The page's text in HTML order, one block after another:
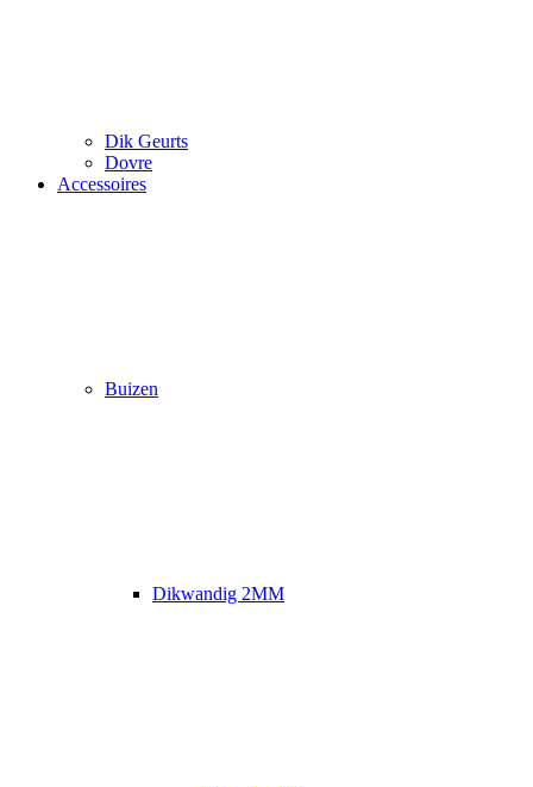
Dik Geurts
Dovre
Accessoires
Buizen
Dikwandig 2MM